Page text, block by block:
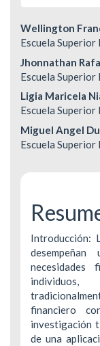
del
artículo
Wellington
Escuela Superior
Jhonnathan
Escuela Superior
Ligia Maricela
Escuela Superior
Miguel Angel
Escuela Superior
Introducción:
financiero
investigación
de una